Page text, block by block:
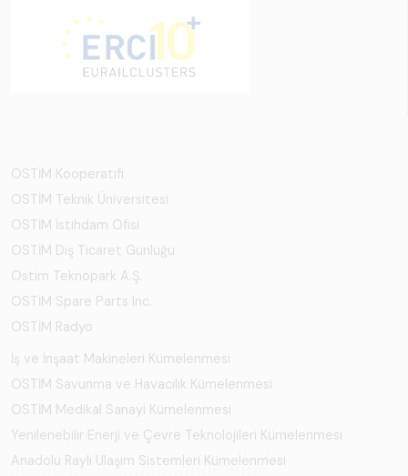
OSTİM Kooperatifi
OSTİM Teknik Üniversitesi
OSTİM İstihdam Ofisi
OSTİM Dış Ticaret Günlüğü
Ostim Teknopark A.Ş.
OSTİM Spare Parts Inc.
OSTİM Radyo
İş ve İnşaat Makineleri Kümelenmesi
OSTİM Savunma ve Havacılık Kümelenmesi
OSTİM Medikal Sanayi Kümelenmesi
Yenilenebilir Enerji ve Çevre Teknolojileri Kümelenmesi
Anadolu Raylı Ulaşım Sistemleri Kümelenmesi